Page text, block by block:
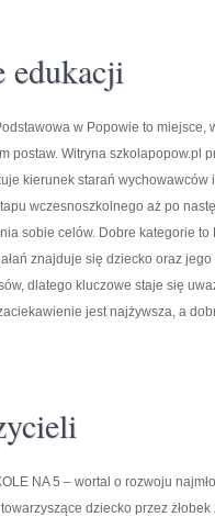
edukacji
w Popowie to miejsce,
postaw. Witryna szkolapopow.pl
kierunek starań
wczesnoszkolnego aż po
sobie celów. Dobre kategorie
znajduje się dziecko oraz
dlatego kluczowe staje się
jest najżywsza, a
NA 5 – wortal o rozwoju
dziecko przez